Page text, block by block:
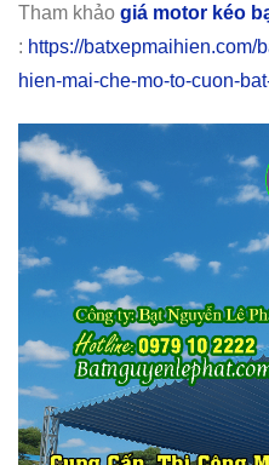
Tham khảo giá motor kéo
: https://batxepmaihien.com/
hien-mai-che-mo-to-cuon-